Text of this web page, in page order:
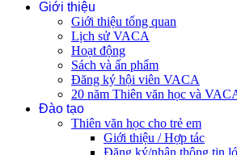
Giới thiệu
Giới thiệu tổng quan
Lịch sử VACA
Hoạt động
Sách và ấn phẩm
Đăng ký hội viên VACA
20 năm Thiên văn học và
Đào tạo
Thiên văn học cho trẻ em
Giới thiệu / Hợp tác
Đăng ký/nhận thông tin